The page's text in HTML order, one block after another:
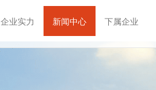
企业实力 新闻中心 下属企业